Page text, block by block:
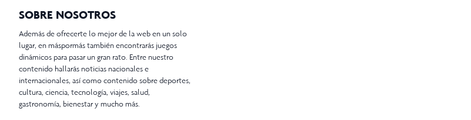
SOBRE NOSOTROS
Además de ofrecerte lo mejor de la web en un solo
lugar, en máspormás también encontrarás juegos
dinámicos para pasar un gran rato. Entre nuestro
contenido hallarás noticias nacionales e
internacionales, así como contenido sobre deportes,
cultura, ciencia, tecnología, viajes, salud,
gastronomía, bienestar y mucho más.